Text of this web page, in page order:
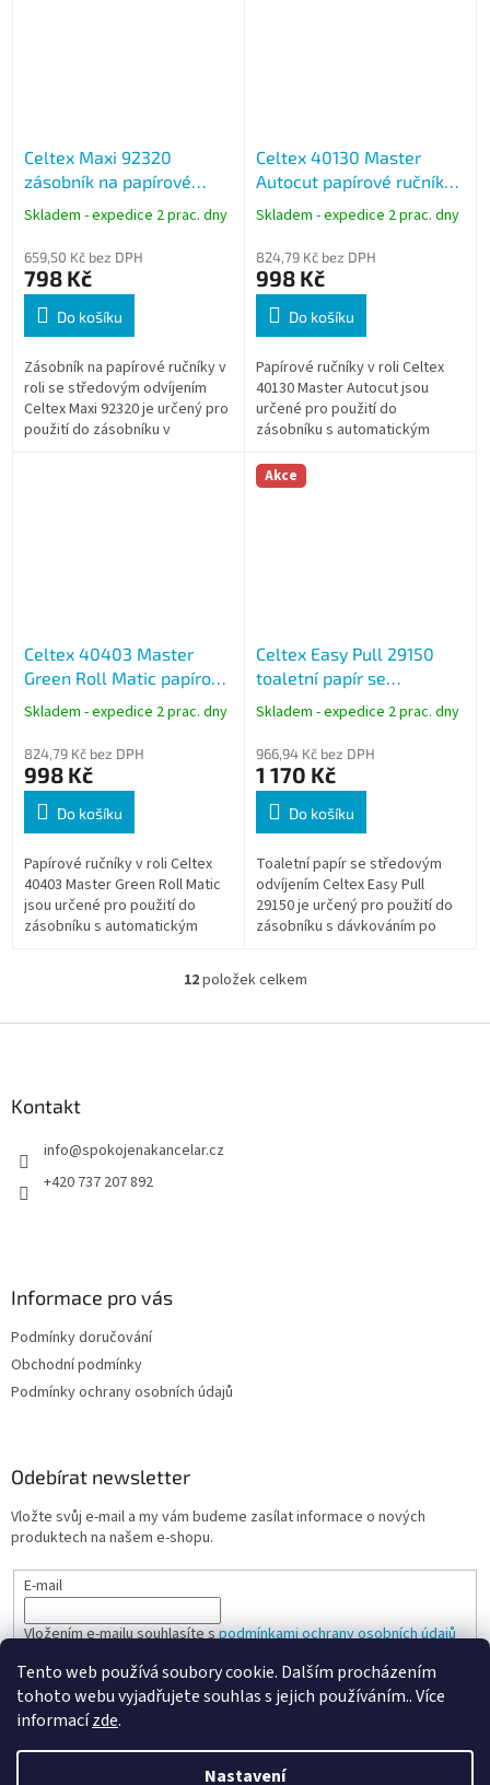
Tento web používá soubory cookie. Dalším procházením
tohoto webu vyjadřujete souhlas s jejich používáním.. Více
informacízde.
Nastavení
Celtex Maxi 92320
zásobník na papírové
ručníky v roli se
středovým odvíjením, bílý
Skladem - expedice 2 prac. dny
659,50 Kč bez DPH
798 Kč
Do košíku
Zásobník na papírové ručníky v
roli se středovým odvíjením
Celtex Maxi 92320 je určený pro
použití do zásobníku v
Celtex 40130 Master
Autocut papírové ručníky
v roli, bílé, 2vrstvé, 130 m
Skladem - expedice 2 prac. dny
824,79 Kč bez DPH
998 Kč
Do košíku
Papírové ručníky v roli Celtex
40130 Master Autocut jsou
určené pro použití do
zásobníku s automatickým
nároky na hygienu. Dvouvrstvý
papír ze 100%...
Celtex 40403 Master
Green Roll Matic papírové
ručníky v roli, zelené,
2vrstvé, 130 m
Skladem - expedice 2 prac. dny
824,79 Kč bez DPH
998 Kč
Do košíku
Papírové ručníky v roli Celtex
40403 Master Green Roll Matic
jsou určené pro použití do
zásobníku s automatickým
Akce
Celtex Easy Pull 29150
toaletní papír se
středovým odvíjením, bílý,
2vrstvý, 150 m, 12 rolí
Skladem - expedice 2 prac. dny
966,94 Kč bez DPH
1 170 Kč
Do košíku
Toaletní papír se středovým
odvíjením Celtex Easy Pull
29150 je určený pro použití do
zásobníku s dávkováním po
celulózy nabízí...
O
l
12položek celkem
Kontakt
info@spokojenakancelar.cz
+420 737 207 892
Informace pro vás
Podmínky doručování
Obchodní podmínky
Podmínky ochrany osobních údajů
Odebírat newsletter
Vložte svůj e-mail a my vám budeme zasílat informace o nových
produktech na našem e-shopu.
E-mail
Vložením e-mailu souhlasíte spodmínkami ochrany osobních údajů
PŘIHLÁSIT SE